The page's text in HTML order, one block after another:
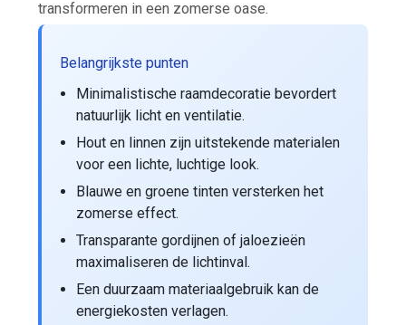
transformeren in een zomerse oase.
Belangrijkste punten
Minimalistische raamdecoratie bevordert
natuurlijk licht en ventilatie.
Hout en linnen zijn uitstekende materialen
voor een lichte, luchtige look.
Blauwe en groene tinten versterken het
zomerse effect.
Transparante gordijnen of jaloezieën
maximaliseren de lichtinval.
Een duurzaam materiaalgebruik kan de
energiekosten verlagen.